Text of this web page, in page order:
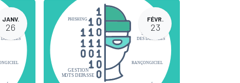
JANV.
26
FÉVR.
23